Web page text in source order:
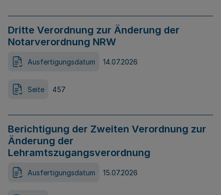
Dritte Verordnung zur Änderung der
Notarverordnung NRW
Ausfertigungsdatum 14.07.2026
Seite 457
Berichtigung der Zweiten Verordnung zur
Änderung der
Lehramtszugangsverordnung
Ausfertigungsdatum 15.07.2026